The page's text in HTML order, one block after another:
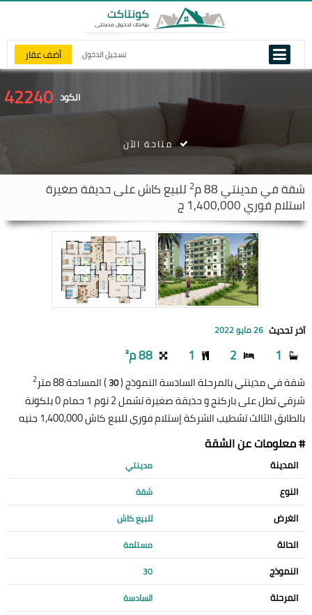
تسجيل الدخول أضف عقار
الكود 42240
شقة فيمدينتي 2 للبيع كاش على حديقة صغيرة
استلام فوري 1,400,000 ج
متاحة الآن
آخر تحديث 26 مايو 2022
1
2
1 88 م²
شقة في مدينتي بالمرحلة السادسة النموذج (30) المساحة 88 متر 2
شرقي تطل على باركنج و حديقة صغيرة تشمل 2 نوم 1 حمام 0 بلكونة
بالطابق الثالث تشطيب الشركة إستلام فوري للبيع كاش 1,400,000 جنيه
# معلومات عن الشقة
المدينة مدينتي
النوع شقة
الغرض للبيع كاش
الحالة مستلمة
النموذج 30
المرحلة السادسة